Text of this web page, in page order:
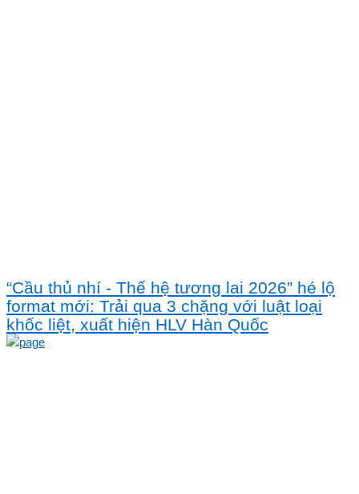
“Cầu thủ nhí - Thế hệ tương lai 2026” hé lộ
format mới: Trải qua 3 chặng với luật loại
khốc liệt, xuất hiện HLV Hàn Quốc